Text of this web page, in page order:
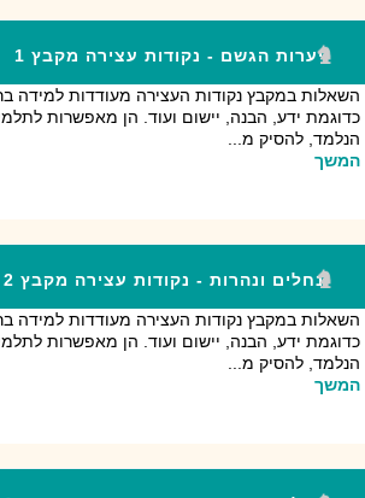
יערות הגשם - נקודות עצירה מקבץ 1
השאלות במקבץ נקודות העצירה מעודדות למידה
כדוגמת ידע, הבנה, יישום ועוד. הן מאפשרות
הנלמד, להסיק מ...
המשך
נחלים ונהרות - נקודות עצירה מקבץ 2
השאלות במקבץ נקודות העצירה מעודדות למידה
כדוגמת ידע, הבנה, יישום ועוד. הן מאפשרות
הנלמד, להסיק מ...
המשך